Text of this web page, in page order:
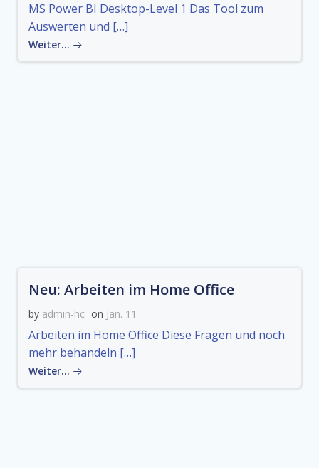
MS Power BI Desktop-Level 1 Das Tool zum
Auswerten und […]
Weiter…
Neu: Arbeiten im Home Office
by admin-hc on Jan. 11
Arbeiten im Home Office Diese Fragen und noch
mehr behandeln […]
Weiter…